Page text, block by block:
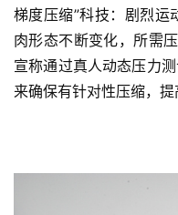
梯度压缩”科技：剧烈运
肉形态不断变化，所需
宣称通过真人动态压力
来确保有针对性压缩，提